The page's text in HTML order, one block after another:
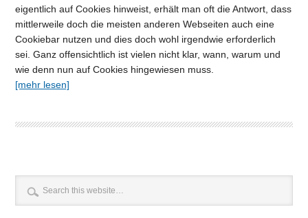
eigentlich auf Cookies hinweist, erhält man oft die Antwort, dass
mittlerweile doch die meisten anderen Webseiten auch eine
Cookiebar nutzen und dies doch wohl irgendwie erforderlich
sei. Ganz offensichtlich ist vielen nicht klar, wann, warum und
wie denn nun auf Cookies hingewiesen muss.
[mehr lesen]